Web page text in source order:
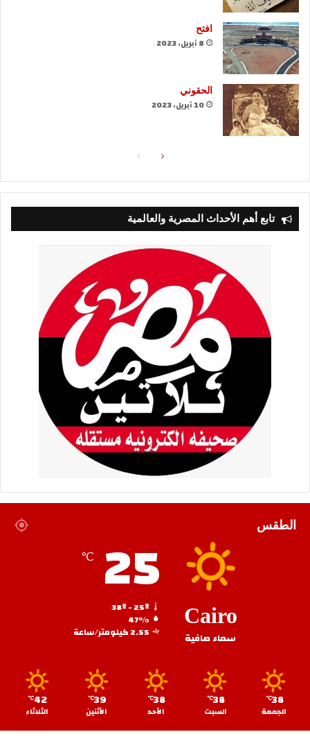
افتح
8 أبريل، 2023
الحقوني
10 أبريل، 2023
الصفحةالصفحة
تابع أهم الأحداث المصرية والعالمية
الطقس
Cairo
سماء صافية
25
℃
47%
2.55 كيلومتر/ساعة
38
℃
الجمعة
38
℃
السبت
38
℃
الأحد
39
℃
الأثنين
42
℃
الثلاثاء